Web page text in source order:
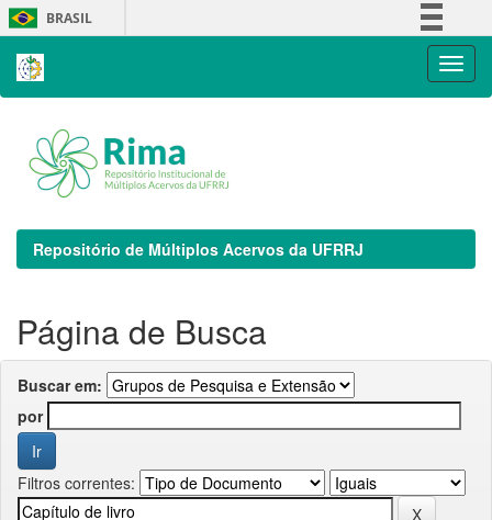
Skip
navigation
BRASIL
Repositório de Múltiplos Acervos da UFRRJ
Página de Busca
Buscar em:
por
Filtros correntes: